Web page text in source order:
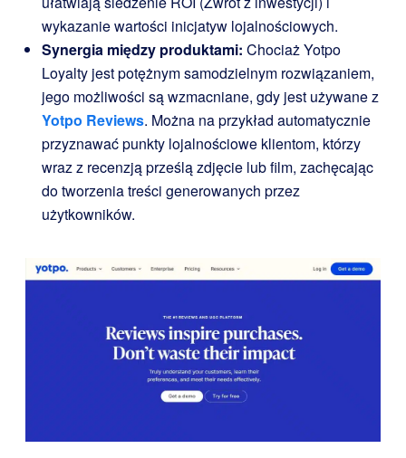
wykazanie wartości inicjatyw lojalnościowych.
Synergia między produktami: Chociaż Yotpo
Loyalty jest potężnym samodzielnym rozwiązaniem,
jego możliwości są wzmacniane, gdy jest używane z
Yotpo Reviews. Można na przykład automatycznie
przyznawać punkty lojalnościowe klientom, którzy
wraz z recenzją prześlą zdjęcie lub film, zachęcając
do tworzenia treści generowanych przez
użytkowników.